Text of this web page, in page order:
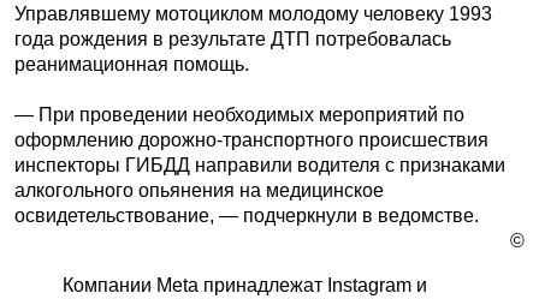
Управлявшему мотоциклом молодому человеку 1993
года рождения в результате ДТП потребовалась
реанимационная помощь.
— При проведении необходимых мероприятий по
оформлению дорожно-транспортного происшествия
инспекторы ГИБДД направили водителя с признаками
алкогольного опьянения на медицинское
освидетельствование, — подчеркнули в ведомстве.
©
Компании Meta принадлежат Instagram и